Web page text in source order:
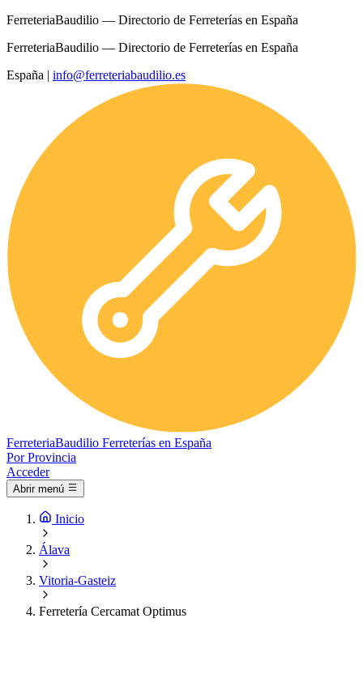
FerreteriaBaudilio — Directorio de Ferreterías en España
FerreteriaBaudilio — Directorio de Ferreterías en España
España | info@ferreteriabaudilio.es
FerreteriaBaudilio Ferreterías en España
Por Provincia
Acceder
Abrir menú
Inicio
Álava
Vitoria-Gasteiz
Ferretería Cercamat Optimus